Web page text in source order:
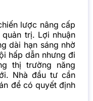
lược nâng cấp
trị. Lợi nhuận
dài hạn sáng nhờ
hấp dẫn nhưng đi
thị trường năng
Nhà đầu tư cần
để có quyết định